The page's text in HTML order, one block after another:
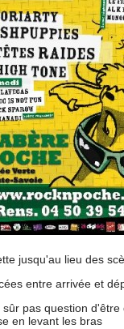
jusqu'au lieu des
entre arrivée et
sûr pas question
en levant les bras